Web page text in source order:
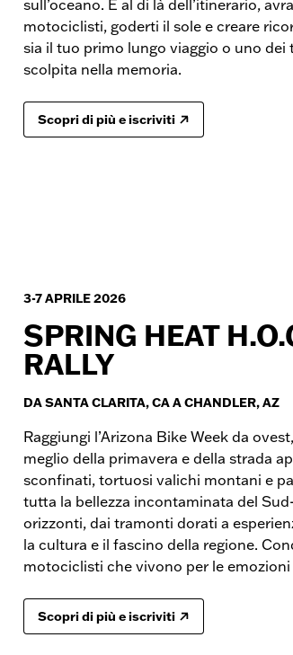
sull’oceano. E al di là dell’itinerario,
motociclisti, goderti il sole e creare
sia il tuo primo lungo viaggio o uno dei
scolpita nella memoria.
Scopri di più e iscriviti
3-7 APRILE 2026
SPRING HEAT
RALLY
DA SANTA CLARITA, CA A CHANDLER, AZ
Raggiungi l’Arizona Bike Week da
meglio della primavera e della strada
sconfinati, tortuosi valichi montani e
tutta la bellezza incontaminata del
orizzonti, dai tramonti dorati a
la cultura e il fascino della regione.
motociclisti che vivono per le
Scopri di più e iscriviti